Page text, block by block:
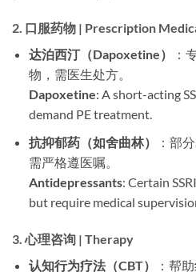
2. 口服药物 | Prescription
达泊西汀（Dapoxetine）
：
物，需医生处方。
Dapoxetine: A short-acting
demand PE treatment.
抗抑郁药（如舍曲林）
：部
需严格遵医嘱。
Antidepressants: Certain
but require medical
3.心理咨询 | Therapy
认知行为疗法（CBT）
：帮